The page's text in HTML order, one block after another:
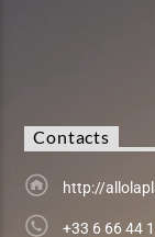
Contacts
http://
+33 6 66 44